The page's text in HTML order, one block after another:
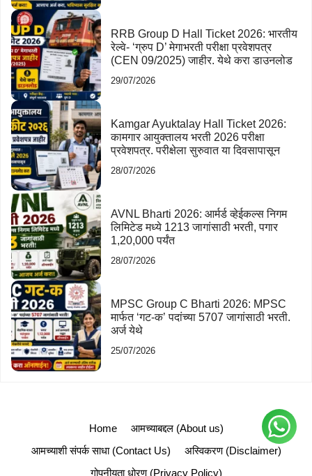
RRB Group D Hall Ticket 2026: भारतीय
रेल्वे- ‘ग्रुप D’ मेगाभरती परीक्षा प्रवेशपत्र
(CEN 09/2025) जाहीर. येथे करा डाउनलोड
29/07/2026
Kamgar Ayuktalay Hall Ticket 2026:
कामगार आयुक्तालय भरती 2026 परीक्षा
प्रवेशपत्र. परीक्षेला सुरुवात या दिवसापासून
28/07/2026
AVNL Bharti 2026: आर्मर्ड व्हेईकल्स निगम
लिमिटेड मध्ये 1213 जागांसाठी भरती, पगार
1,20,000 पर्यंत
28/07/2026
MPSC Group C Bharti 2026: MPSC
मार्फत ‘गट-क’ पदांच्या 5707 जागांसाठी भरती.
अर्ज येथे
25/07/2026
Home
आमच्याबद्दल (About us)
आमच्याशी संपर्क साधा (Contact Us)
अस्विकरण (Disclaimer)
गोपनीयता धोरण (Privacy Policy)